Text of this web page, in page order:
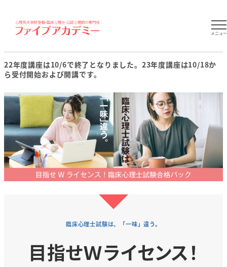
メニュー
22年度講座は10/6で終了となりました。23年度講座は10/18か
ら受付開始および開講です。
臨床心理士試験は、「一味」違う。
目指せＷライセンス！